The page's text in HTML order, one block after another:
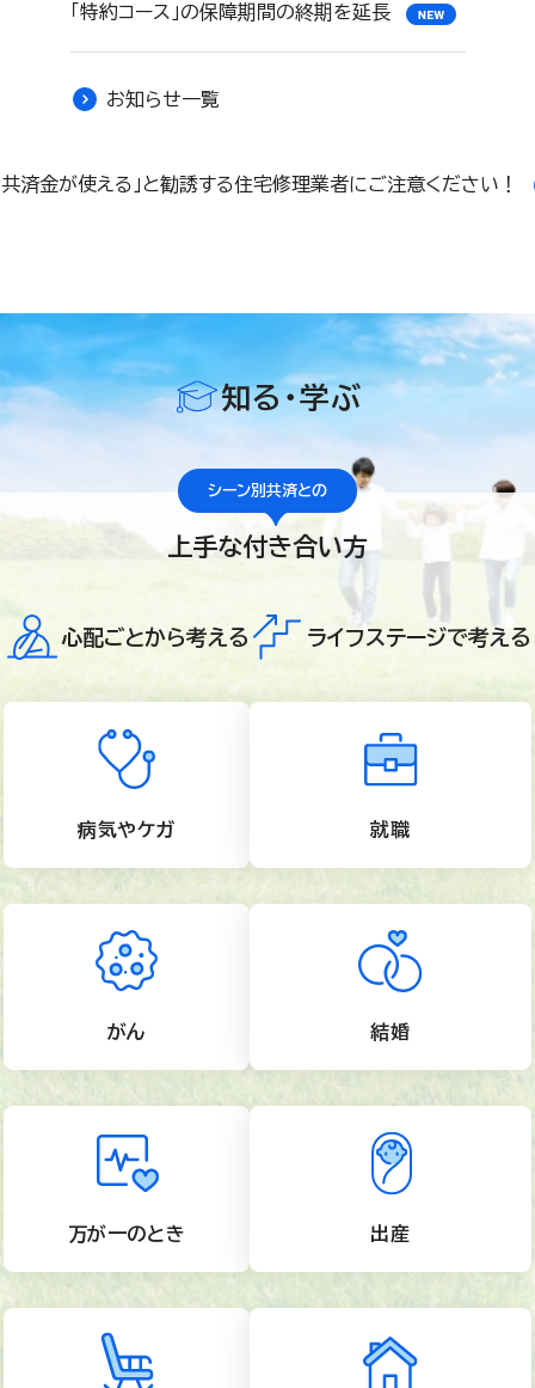
「特約コース」の保障期間の終期を延長
お知らせ一覧
共済金が使える」と勧誘する住宅修理業者にご注意ください！
知る・学ぶ
シーン別共済との
上手な付き合い方
心配ごとから考える
病気やケガ
がん
万が一のとき
ライフステージで考える
就職
結婚
出産